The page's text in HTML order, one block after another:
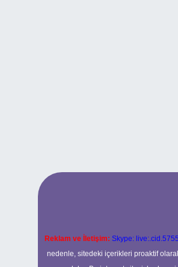
Reklam ve İletişim: Skype:
nedenle, sitedeki içerikleri proaktif